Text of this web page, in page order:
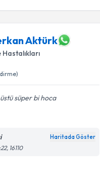
Aktürk
Hastalıkları
süper bi hoca
Haritada Göster
16110